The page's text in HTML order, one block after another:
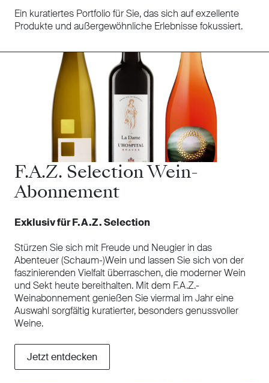
Ein kuratiertes Portfolio für Sie, das sich auf exzellente
Produkte und außergewöhnliche Erlebnisse fokussiert.
F.A.Z. Selection Wein-
Abonnement
Exklusiv für F.A.Z. Selection
Stürzen Sie sich mit Freude und Neugier in das
Abenteuer (Schaum-)Wein und lassen Sie sich von der
faszinierenden Vielfalt überraschen, die moderner Wein
und Sekt heute bereithalten. Mit dem F.A.Z.-
Weinabonnement genießen Sie viermal im Jahr eine
Auswahl sorgfältig kuratierter, besonders genussvoller
Weine.
Jetzt entdecken